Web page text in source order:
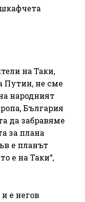
на Таки,
Путин, не сме
народният
България
да забравяме
за плана
е планът
е на Таки“,
е негов